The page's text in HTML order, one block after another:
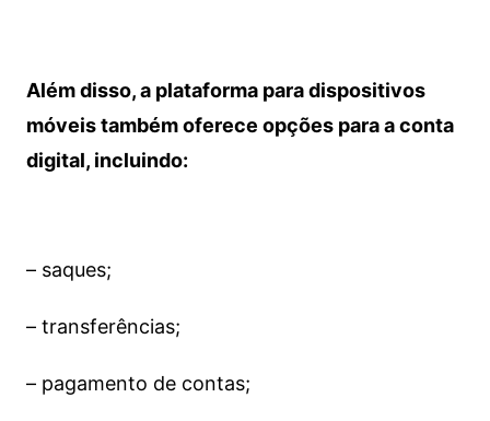
Além disso, a plataforma para dispositivos
móveis também oferece opções para a conta
digital, incluindo:
– saques;
– transferências;
– pagamento de contas;